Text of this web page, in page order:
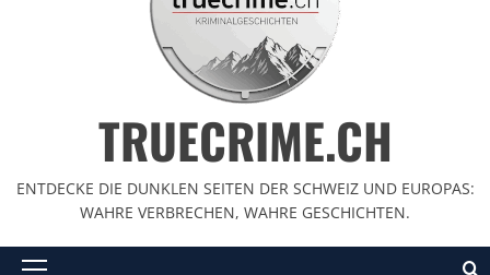
TRUECRIME.CH
ENTDECKE DIE DUNKLEN SEITEN DER SCHWEIZ UND EUROPAS:
WAHRE VERBRECHEN, WAHRE GESCHICHTEN.